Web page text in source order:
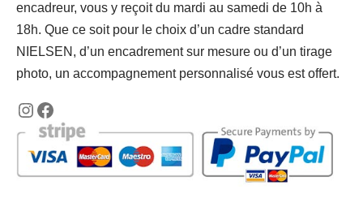
encadreur, vous y reçoit du mardi au samedi de 10h à
18h. Que ce soit pour le choix d’un cadre standard
NIELSEN, d’un encadrement sur mesure ou d’un tirage
photo, un accompagnement personnalisé vous est offert.
https://www.instagram.com/
https://www.facebook.com/